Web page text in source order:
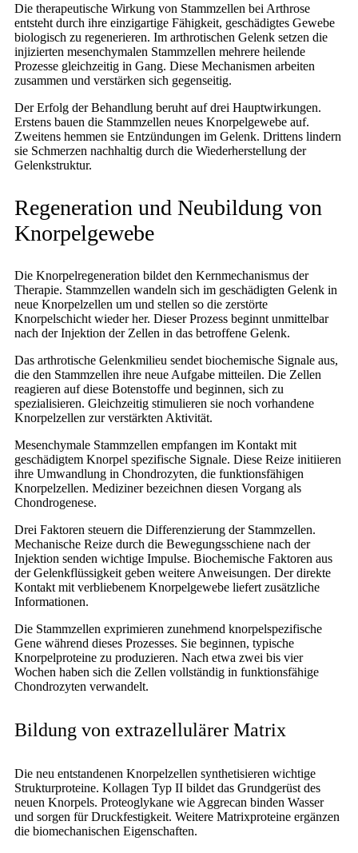
Die therapeutische Wirkung von Stammzellen bei Arthrose
entsteht durch ihre einzigartige Fähigkeit, geschädigtes Gewebe
biologisch zu regenerieren. Im arthrotischen Gelenk setzen die
injizierten mesenchymalen Stammzellen mehrere heilende
Prozesse gleichzeitig in Gang. Diese Mechanismen arbeiten
zusammen und verstärken sich gegenseitig.
Der Erfolg der Behandlung beruht auf drei Hauptwirkungen.
Erstens bauen die Stammzellen neues Knorpelgewebe auf.
Zweitens hemmen sie Entzündungen im Gelenk. Drittens lindern
sie Schmerzen nachhaltig durch die Wiederherstellung der
Gelenkstruktur.
Regeneration und Neubildung von
Knorpelgewebe
Die Knorpelregeneration bildet den Kernmechanismus der
Therapie. Stammzellen wandeln sich im geschädigten Gelenk in
neue Knorpelzellen um und stellen so die zerstörte
Knorpelschicht wieder her. Dieser Prozess beginnt unmittelbar
nach der Injektion der Zellen in das betroffene Gelenk.
Das arthrotische Gelenkmilieu sendet biochemische Signale aus,
die den Stammzellen ihre neue Aufgabe mitteilen. Die Zellen
reagieren auf diese Botenstoffe und beginnen, sich zu
spezialisieren. Gleichzeitig stimulieren sie noch vorhandene
Knorpelzellen zur verstärkten Aktivität.
Mesenchymale Stammzellen empfangen im Kontakt mit
geschädigtem Knorpel spezifische Signale. Diese Reize initiieren
ihre Umwandlung in Chondrozyten, die funktionsfähigen
Knorpelzellen. Mediziner bezeichnen diesen Vorgang als
Chondrogenese.
Drei Faktoren steuern die Differenzierung der Stammzellen.
Mechanische Reize durch die Bewegungsschiene nach der
Injektion senden wichtige Impulse. Biochemische Faktoren aus
der Gelenkflüssigkeit geben weitere Anweisungen. Der direkte
Kontakt mit verbliebenem Knorpelgewebe liefert zusätzliche
Informationen.
Die Stammzellen exprimieren zunehmend knorpelspezifische
Gene während dieses Prozesses. Sie beginnen, typische
Knorpelproteine zu produzieren. Nach etwa zwei bis vier
Wochen haben sich die Zellen vollständig in funktionsfähige
Chondrozyten verwandelt.
Bildung von extrazellulärer Matrix
Die neu entstandenen Knorpelzellen synthetisieren wichtige
Strukturproteine. Kollagen Typ II bildet das Grundgerüst des
neuen Knorpels. Proteoglykane wie Aggrecan binden Wasser
und sorgen für Druckfestigkeit. Weitere Matrixproteine ergänzen
die biomechanischen Eigenschaften.